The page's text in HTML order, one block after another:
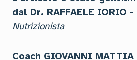
dal Dr. RAFFAELE IORIO -
Nutrizionista
Coach GIOVANNI